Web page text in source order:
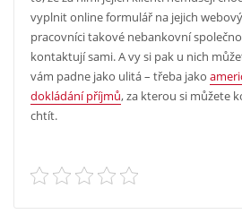
vyplnit online formulář na jejich
pracovníci takové nebankovní
kontaktují sami. A vy si pak u nich
vám padne jako ulitá – třeba jako
dokládání příjmů, za kterou si můžete
chtít.